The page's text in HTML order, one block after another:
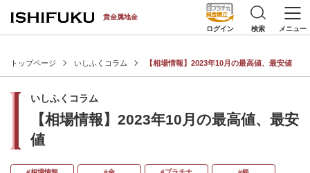
[an error occurred while processing this directive]
貴金属地金
ログイン
検索 メニュー
トップページ いしふくコラム 【相場情報】2023年10月の最高値、最安値
いしふくコラム
【相場情報】2023年10月の最高値、最安
値